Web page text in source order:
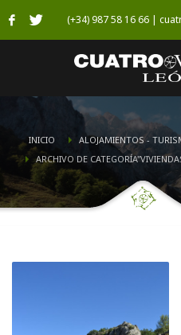
(+34) 987 58 16 66 |
INICIO
ALOJAMIENTOS -
ARCHIVO DE